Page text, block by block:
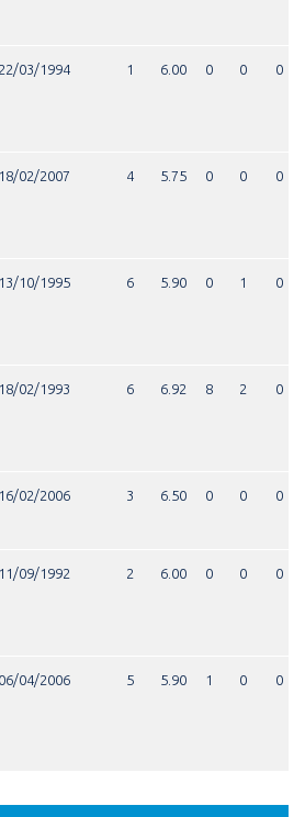
22/03/1994 1 6.00 0 0 0
18/02/2007 4 5.75 0 0 0
13/10/1995 6 5.90 0 1 0
18/02/1993 6 6.92 8 2 0
16/02/2006 3 6.50 0 0 0
11/09/1992 2 6.00 0 0 0
06/04/2006 5 5.90 1 0 0